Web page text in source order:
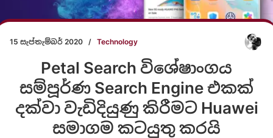
15 සැප්තැම්බර් 2020 / Technology
Petal Search විශේෂාංගය
සම්පූර්ණ Search Engine එකක්
දක්වා වැඩිදියුණු කිරීමට Huawei
සමාගම කටයුතු කරයි